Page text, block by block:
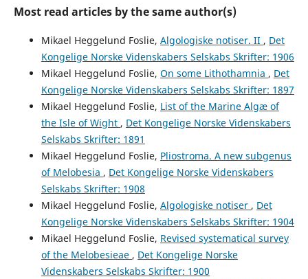
Most read articles by the same author(s)
Mikael Heggelund Foslie, Algologiske notiser. II , Det
Kongelige Norske Videnskabers Selskabs Skrifter: 1906
Mikael Heggelund Foslie, On some Lithothamnia , Det
Kongelige Norske Videnskabers Selskabs Skrifter: 1897
Mikael Heggelund Foslie, List of the Marine Algæ of
the Isle of Wight , Det Kongelige Norske Videnskabers
Selskabs Skrifter: 1891
Mikael Heggelund Foslie, Pliostroma. A new subgenus
of Melobesia , Det Kongelige Norske Videnskabers
Selskabs Skrifter: 1908
Mikael Heggelund Foslie, Algologiske notiser , Det
Kongelige Norske Videnskabers Selskabs Skrifter: 1904
Mikael Heggelund Foslie, Revised systematical survey
of the Melobesieae , Det Kongelige Norske
Videnskabers Selskabs Skrifter: 1900